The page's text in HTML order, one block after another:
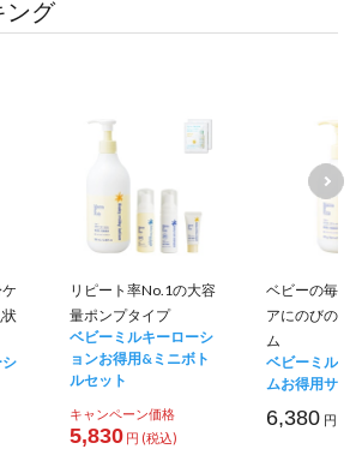
ング
リピート率No.1の大容
量ポンプタイプ
ベビーミルキーローシ
ョンお得用&ミニボト
ルセット
キャンペーン価格
5,830 円 (税込)
ベビーの毎日
アにのびのい
ム
ベビーミルキ
ムお得用サイ
6,380 円 (税